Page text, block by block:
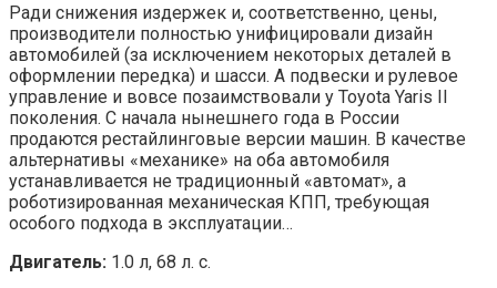
Ради снижения издержек и, соответственно, цены,
производители полностью унифицировали дизайн
автомобилей (за исключением некоторых деталей в
оформлении передка) и шасси. А подвески и рулевое
управление и вовсе позаимствовали у Toyota Yaris II
поколения. С начала нынешнего года в России
продаются рестайлинговые версии машин. В качестве
альтернативы «механике» на оба автомобиля
устанавливается не традиционный «автомат», а
роботизированная механическая КПП, требующая
особого подхода в эксплуатации…
Двигатель: 1.0 л, 68 л. с.